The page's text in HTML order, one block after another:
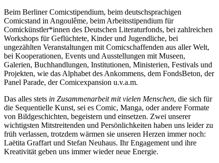
Beim Berliner Comicstipendium, beim deutschsprachigen
Comicstand in Angoulême, beim Arbeitsstipendium für
Comickünstler*innen des Deutschen Literaturfonds, bei zahlreichen
Workshops für Geflüchtete, Kinder und Jugendliche, bei
ungezählten Veranstaltungen mit Comicschaffenden aus aller Welt,
bei Kooperationen, Events und Ausstellungen mit Museen,
Galerien, Buchhandlungen, Institutionen, Ministerien, Festivals und
Projekten, wie das Alphabet des Ankommens, dem FondsBeton, der
Panel Parade, der Comicexpansion u.v.a.m.
Das alles stets in Zusammenarbeit mit vielen Menschen, die sich für
die Sequentielle Kunst, sei es Comic, Manga, oder andere Formate
von Bildgeschichten, begeistern und einsetzen. Zwei unserer
wichtigsten Mitstreitenden und Persönlichkeiten haben uns leider zu
früh verlassen, trotzdem wärmen sie unseren Herzen immer noch:
Laëtita Graffart und Stefan Neuhaus. Ihr Engagement und ihre
Kreativität geben uns immer wieder neue Energie.